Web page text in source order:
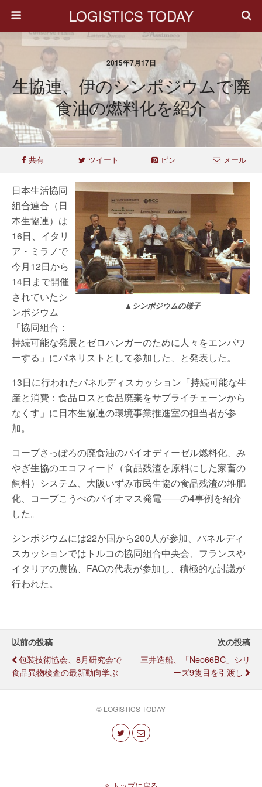
LOGISTICS TODAY
2015年7月17日
生協連、伊のシンポジウムで廃
食油の燃料化を紹介
共有 ツイート ピン メール
▲シンポジウムの様子
日本生活協同
組合連合（日
本生協連）は
16日、イタリ
ア・ミラノで
今月12日から
14日まで開催
されていたシ
ンポジウム
「協同組合：
持続可能な発展とゼロハンガーのために人々をエンパワ
ーする」にパネリストとして参加した、と発表した。
13日に行われたパネルディスカッション「持続可能な生
産と消費：食品ロスと食品廃棄をサプライチェーンから
なくす」に日本生協連の環境事業推進室の担当者が参
加。
コープさっぽろの廃食油のバイオディーゼル燃料化、み
やぎ生協のエコフィード（食品残渣を原料にした家畜の
飼料）システム、大阪いずみ市民生協の食品残渣の堆肥
化、コープこうべのバイオマス発電――の4事例を紹介
した。
シンポジウムには22か国から200人が参加、パネルディ
スカッションではトルコの協同組合中央会、フランスや
イタリアの農協、FAOの代表が参加し、積極的な討議が
行われた。
以前の投稿
包装技術協会、8月研究会で
食品異物検査の最新動向学ぶ
次の投稿
三井造船、「neo66BC」シリ
ーズ9隻目を引渡し
© LOGISTICS TODAY